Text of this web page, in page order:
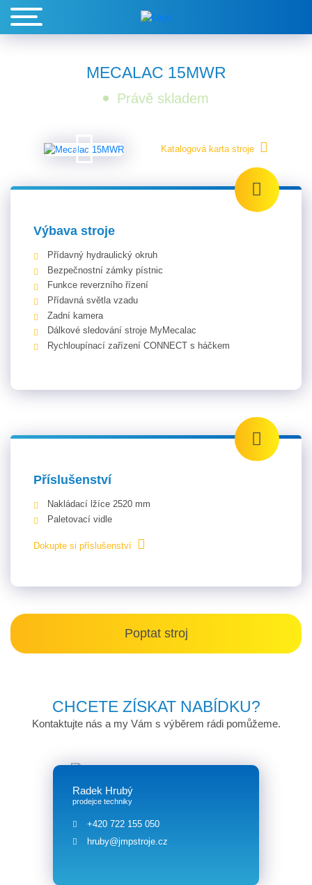
MECALAC 15MWR
Právě skladem
Katalogová karta stroje
Výbava stroje
Přídavný hydraulický okruh
Bezpečnostní zámky pístnic
Funkce reverzního řízení
Přídavná světla vzadu
Zadní kamera
Dálkové sledování stroje MyMecalac
Rychloupínací zařízení CONNECT s háčkem
Příslušenství
Nakládací lžíce 2520 mm
Paletovací vidle
Dokupte si příslušenství
Poptat stroj
CHCETE ZÍSKAT NABÍDKU?
Kontaktujte nás a my Vám s výběrem rádi pomůžeme.
Radek Hrubý
prodejce techniky
+420 722 155 050
hruby@jmpstroje.cz